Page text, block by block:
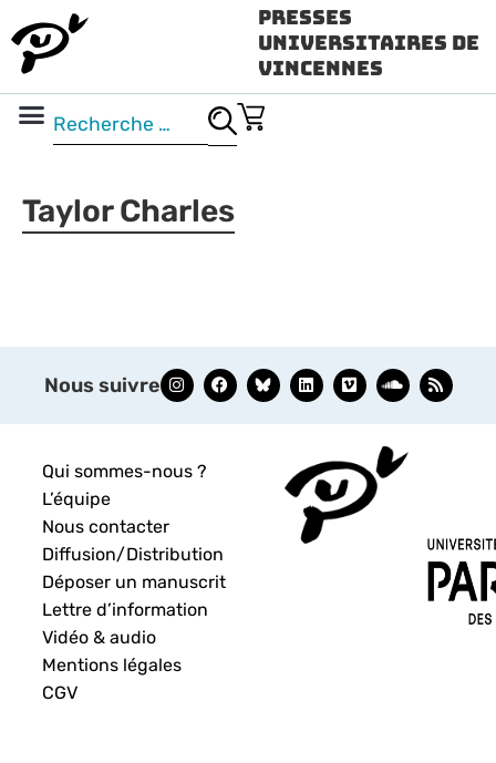
Presses
Universitaires de
Vincennes
Taylor Charles
Nous suivre
Qui sommes-nous ?
L’équipe
Nous contacter
Diffusion/Distribution
Déposer un manuscrit
Lettre d’information
Vidéo & audio
Mentions légales
CGV